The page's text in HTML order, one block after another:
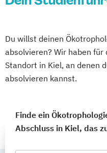
Du willst deinen
absolvieren? Wir haben
Standort in Kiel, an denen
absolvieren kannst.
Finde ein
Abschluss in Kiel, das